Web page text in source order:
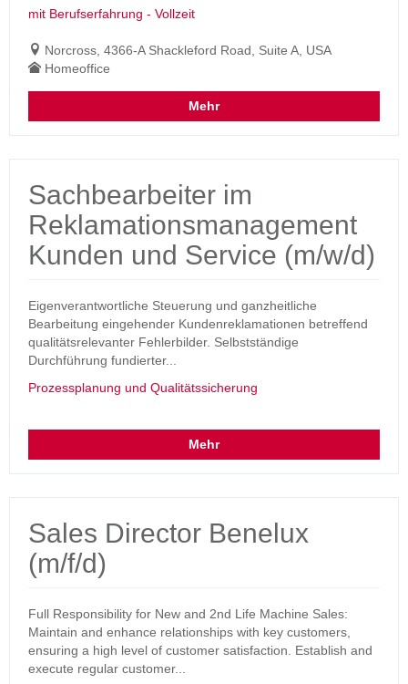
mit Berufserfahrung - Vollzeit
Norcross, 4366-A Shackleford Road, Suite A, USA
Homeoffice
Mehr
Sachbearbeiter im
Reklamationsmanagement
Kunden und Service (m/w/d)
Eigenverantwortliche Steuerung und ganzheitliche
Bearbeitung eingehender Kundenreklamationen betreffend
qualitätsrelevanter Fehlerbilder. Selbstständige
Durchführung fundierter...
Prozessplanung und Qualitätssicherung
Mehr
Sales Director Benelux
(m/f/d)
Full Responsibility for New and 2nd Life Machine Sales:
Maintain and enhance relationships with key customers,
ensuring a high level of customer satisfaction. Establish and
execute regular customer...